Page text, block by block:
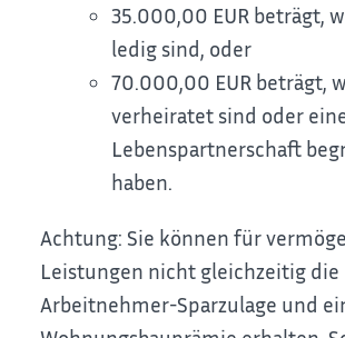
35.000,00 EUR beträgt,
ledig sind, oder
70.000,00 EUR beträgt,
verheiratet sind oder
Lebenspartnerschaft
haben.
Achtung: Sie können für
Leistungen nicht gleichzeitig die
Arbeitnehmer-Sparzulage und